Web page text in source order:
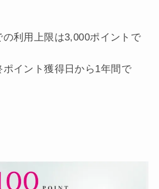
利用上限は3,000ポイントで
イント獲得日から1年間で